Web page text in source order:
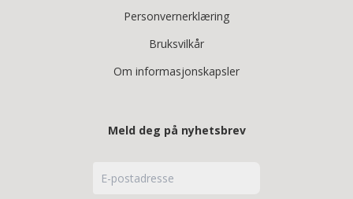
Personvernerklæring
Bruksvilkår
Om informasjonskapsler
Meld deg på nyhetsbrev